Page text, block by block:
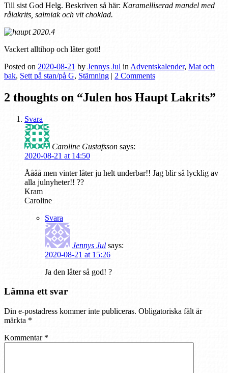
Till sist God Helg. Beskriven så här: Karamelliserad mandel med
rålakrits, salmiak och vit choklad.
Vackert alltihop och låter gott!
Posted on 2020-08-21 by Jennys Jul in Adventskalender, Mat och
bak, Sett på stan/på G, Stämning | 2 Comments
2 thoughts on “Julen hos Haupt Lakrits”
Svara
Caroline Gustafsson says:
2020-08-21 at 14:50
Åååå men vinter låter ju helt underbar!! Jag blir så lycklig av
alla julnyheter!! ??
Kram
Caroline
Svara
Jennys Jul says:
2020-08-21 at 15:26
Ja den låter så god! ?
Lämna ett svar
Din e-postadress kommer inte publiceras. Obligatoriska fält är
märkta *
Kommentar *